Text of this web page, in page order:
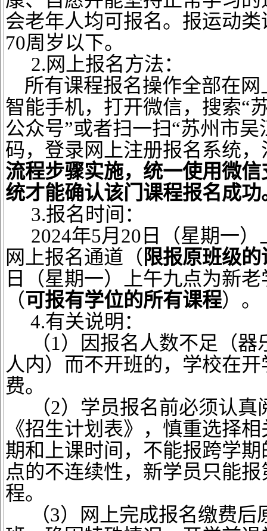
会老年人均可报名。报运动
70周岁以下。
2.网上报名方法：
所有课程报名操作全部在
智能手机，打开微信，搜索“
公众号”或者扫一扫“苏州市
码，登录网上注册报名系统，
流程步骤实施，统一使用微
统才能确认该门课程报名成功
3.报名时间：
2024年5月20日（星期一
网上报名通道（ 限报原班级的
日（星期一）上午九点为新
（可报有学位的所有课程）。
4.有关说明：
（1）因报名人数不足（器
人内）而不开班的，学校在
费。
（2）学员报名前必须认真
《招生计划表》，慎重选择
期和上课时间，不能报跨学
点的不连续性，新学员只能
程。
（3）网上完成报名缴费后